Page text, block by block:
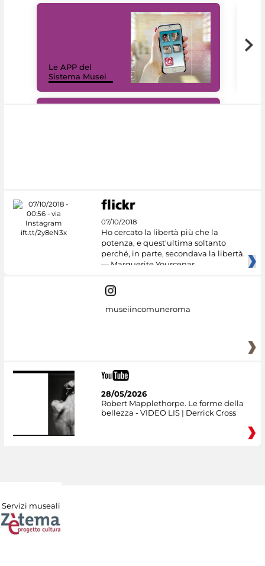
Le APP del
Sistema Musei
07/10/2018
Ho cercato la libertà più che la
potenza, e quest'ultima soltanto
perché, in parte, secondava la libertà.
— Marguerite Yourcenar
museiincomuneroma
28/05/2026
Robert Mapplethorpe. Le forme della
bellezza - VIDEO LIS | Derrick Cross
Servizi museali